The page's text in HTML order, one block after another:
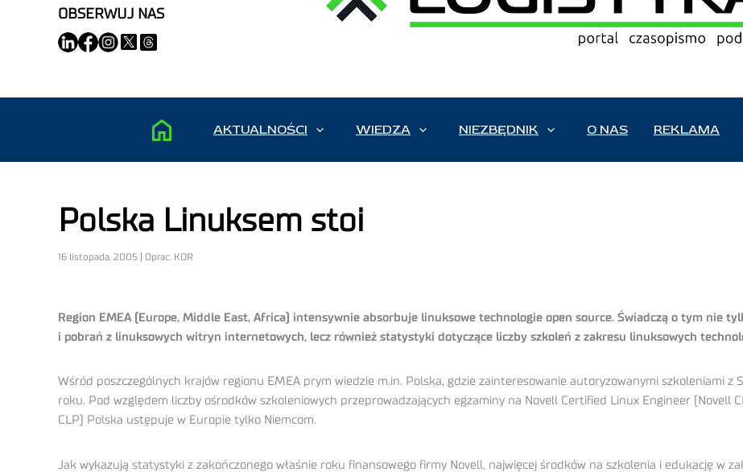
OBSERWUJ NAS
AKTUALNOŚCI WIEDZA NIEZBĘDNIK O NAS REKLAMA
Polska Linuksem stoi
16 listopada, 2005 | Oprac. KOR
Region EMEA (Europe, Middle East, Africa) intensywnie absorbuje linuksowe technologie open source. Świadczą o tym nie
i pobrań z linuksowych witryn internetowych, lecz również statystyki dotyczące liczby szkoleń z zakresu linuksowych
Wśród poszczególnych krajów regionu EMEA prym wiedzie m.in. Polska, gdzie zainteresowanie autoryzowanymi szkoleniami z
roku. Pod względem liczby ośrodków szkoleniowych przeprowadzających egzaminy na Novell Certified Linux Engineer (Novell
CLP) Polska ustępuje w Europie tylko Niemcom.
Jak wykazują statystyki z zakończonego właśnie roku finansowego firmy Novell, najwięcej środków na szkolenia i edukację w